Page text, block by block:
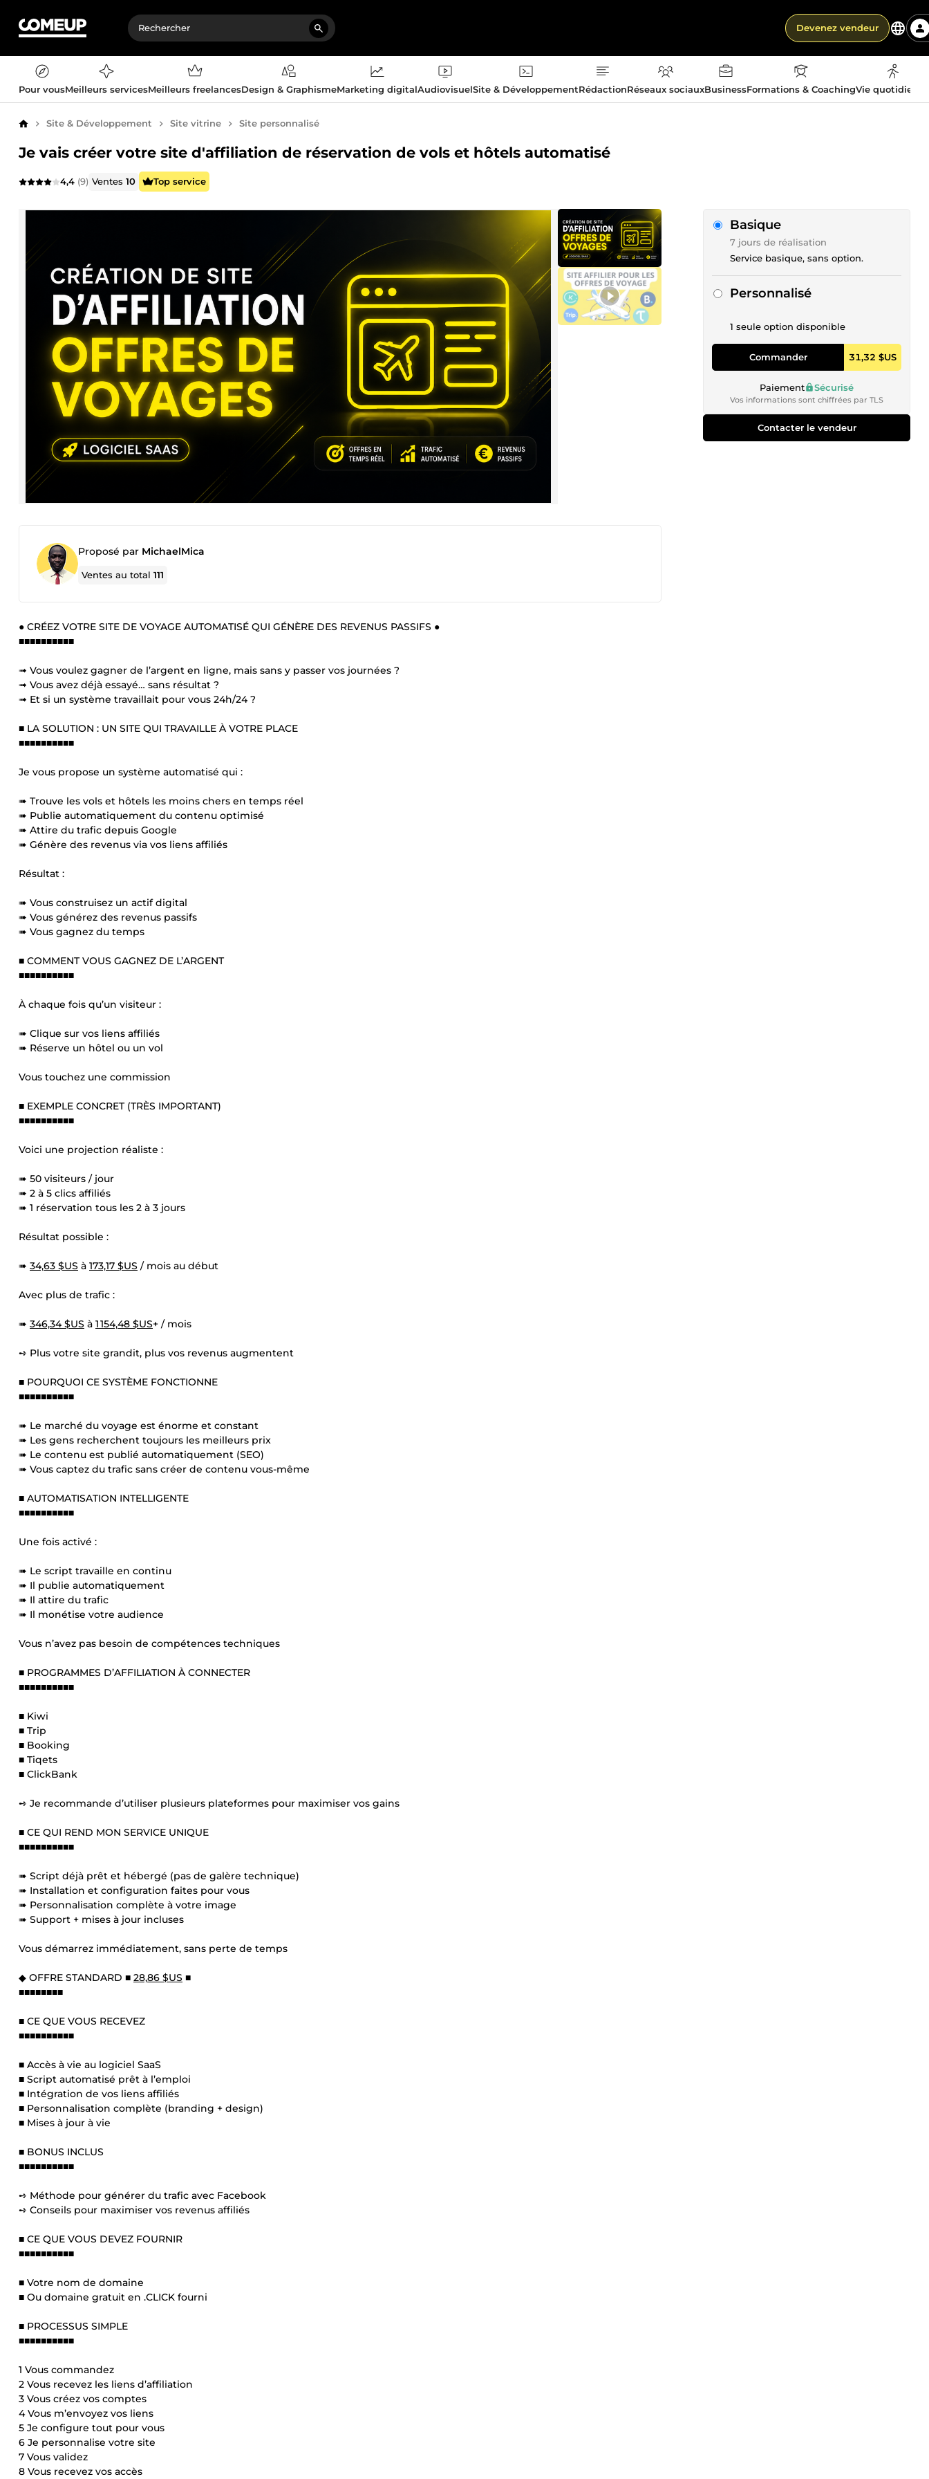
Devenez vendeur
Pour vousMeilleurs servicesMeilleurs freelancesDesign & GraphismeMarketing digitalAudiovisuelSite & DéveloppementRédactionRéseaux sociauxBusinessFormations & CoachingVie
AccueilSite & Développement Site vitrine Site personnalisé
Je vais créer votre site d'affiliation de réservation de vols et hôtels automatisé
4,4 (9) Ventes10 Top service
Proposé par MichaelMica
Ventes au total111
● CRÉEZ VOTRE SITE DE VOYAGE AUTOMATISÉ QUI GÉNÈRE DES REVENUS PASSIFS ●
■■■■■■■■■■
➟ Vous voulez gagner de l’argent en ligne, mais sans y passer vos journées ?
➟ Vous avez déjà essayé… sans résultat ?
➟ Et si un système travaillait pour vous 24h/24 ?
■ LA SOLUTION : UN SITE QUI TRAVAILLE À VOTRE PLACE
■■■■■■■■■■
Je vous propose un système automatisé qui :
➠ Trouve les vols et hôtels les moins chers en temps réel
➠ Publie automatiquement du contenu optimisé
➠ Attire du trafic depuis Google
➠ Génère des revenus via vos liens affiliés
Résultat :
➠ Vous construisez un actif digital
➠ Vous générez des revenus passifs
➠ Vous gagnez du temps
■ COMMENT VOUS GAGNEZ DE L’ARGENT
■■■■■■■■■■
À chaque fois qu’un visiteur :
➠ Clique sur vos liens affiliés
➠ Réserve un hôtel ou un vol
Vous touchez une commission
■ EXEMPLE CONCRET (TRÈS IMPORTANT)
■■■■■■■■■■
Voici une projection réaliste :
➠ 50 visiteurs / jour
➠ 2 à 5 clics affiliés
➠ 1 réservation tous les 2 à 3 jours
Résultat possible :
➠ 34,63 $US à 173,17 $US / mois au début
Avec plus de trafic :
➠ 346,34 $US à 1 154,48 $US+ / mois
➺ Plus votre site grandit, plus vos revenus augmentent
■ POURQUOI CE SYSTÈME FONCTIONNE
■■■■■■■■■■
➠ Le marché du voyage est énorme et constant
➠ Les gens recherchent toujours les meilleurs prix
➠ Le contenu est publié automatiquement (SEO)
➠ Vous captez du trafic sans créer de contenu vous-même
■ AUTOMATISATION INTELLIGENTE
■■■■■■■■■■
Une fois activé :
➠ Le script travaille en continu
➠ Il publie automatiquement
➠ Il attire du trafic
➠ Il monétise votre audience
Vous n’avez pas besoin de compétences techniques
■ PROGRAMMES D’AFFILIATION À CONNECTER
■■■■■■■■■■
■ Kiwi
■ Trip
■ Booking
■ Tiqets
■ ClickBank
➺ Je recommande d’utiliser plusieurs plateformes pour maximiser vos gains
■ CE QUI REND MON SERVICE UNIQUE
■■■■■■■■■■
➠ Script déjà prêt et hébergé (pas de galère technique)
➠ Installation et configuration faites pour vous
➠ Personnalisation complète à votre image
➠ Support + mises à jour incluses
Vous démarrez immédiatement, sans perte de temps
◆ OFFRE STANDARD ■ 28,86 $US ■
■■■■■■■■
■ CE QUE VOUS RECEVEZ
■■■■■■■■■■
■ Accès à vie au logiciel SaaS
■ Script automatisé prêt à l’emploi
■ Intégration de vos liens affiliés
■ Personnalisation complète (branding + design)
■ Mises à jour à vie
■ BONUS INCLUS
■■■■■■■■■■
➺ Méthode pour générer du trafic avec Facebook
➺ Conseils pour maximiser vos revenus affiliés
■ CE QUE VOUS DEVEZ FOURNIR
■■■■■■■■■■
■ Votre nom de domaine
■ Ou domaine gratuit en .CLICK fourni
■ PROCESSUS SIMPLE
■■■■■■■■■■
1 Vous commandez
2 Vous recevez les liens d’affiliation
3 Vous créez vos comptes
4 Vous m’envoyez vos liens
5 Je configure tout pour vous
6 Je personnalise votre site
7 Vous validez
8 Vous recevez vos accès
Basique
7 jours de réalisation
Service basique, sans option.
Personnalisé
1 seule option disponible
Commander 31,32 $US
Paiement Sécurisé
Vos informations sont chiffrées par TLS
Contacter le vendeur